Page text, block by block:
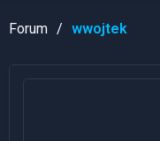
Forum wwojtek